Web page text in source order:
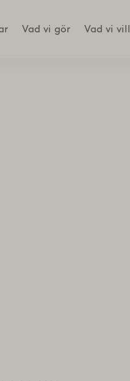
Vad vi gör Vad vi vill